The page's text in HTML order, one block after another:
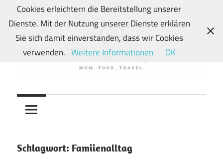
Zum
Inhalt
springen
wunschkindwege
Wunschkindern
und
Mein
Schlagwort: Famiienalltag
Cookies erleichtern die Bereitstellung unserer
Dienste. Mit der Nutzung unserer Dienste erklären
Sie sich damit einverstanden, dass wir Cookies
verwenden. Weitere Informationen OK